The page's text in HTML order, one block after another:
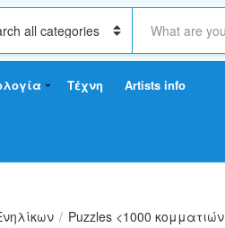
S
a
c
x
Τέχνη Artists info
/ Puzzles <1000 κομματιών